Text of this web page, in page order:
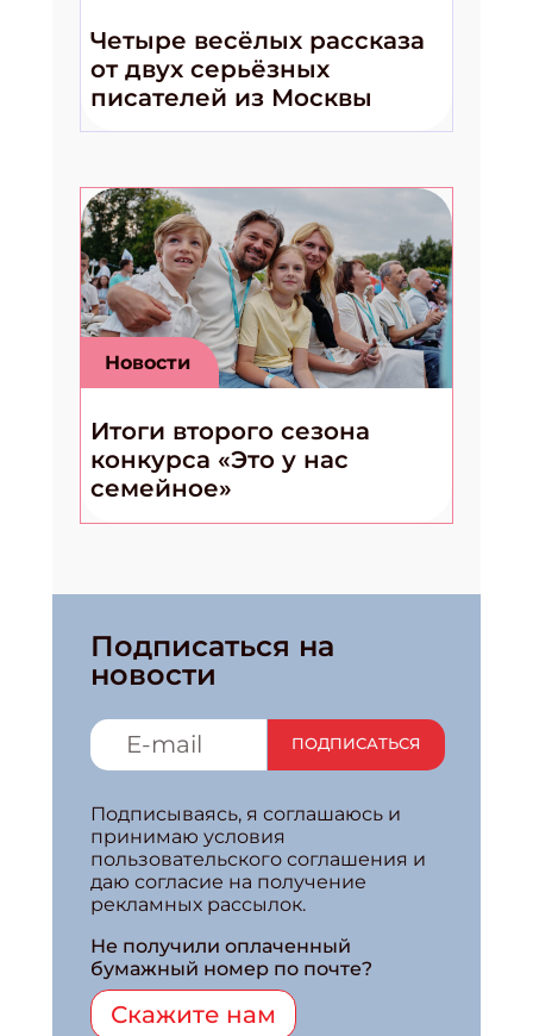
Четыре весёлых рассказа
от двух серьёзных
писателей из Москвы
Новости
Итоги второго сезона
конкурса «Это у нас
семейное»
Подписаться на
новости
ПОДПИСАТЬСЯ
Подписываясь, я соглашаюсь и
принимаю условия
пользовательского соглашения и
даю согласие на получение
рекламных рассылок.
Не получили оплаченный
бумажный номер по почте?
Скажите нам